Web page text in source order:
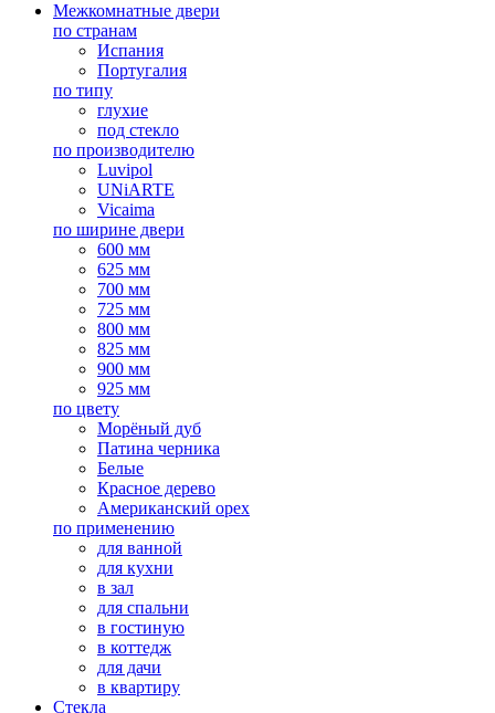
Межкомнатные двери
по странам
Испания
Португалия
по типу
глухие
под стекло
по производителю
Luvipol
UNiARTE
Vicaima
по ширине двери
600 мм
625 мм
700 мм
725 мм
800 мм
825 мм
900 мм
925 мм
по цвету
Морёный дуб
Патина черника
Белые
Красное дерево
Американский орех
по применению
для ванной
для кухни
в зал
для спальни
в гостиную
в коттедж
для дачи
в квартиру
Стекла